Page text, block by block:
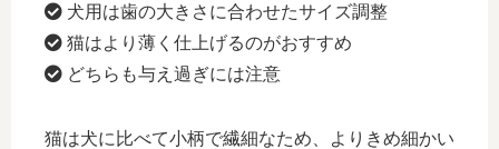
犬用は歯の大きさに合わせたサイズ調整
猫はより薄く仕上げるのがおすすめ
どちらも与え過ぎには注意
猫は犬に比べて小柄で繊細なため、よりきめ細かい